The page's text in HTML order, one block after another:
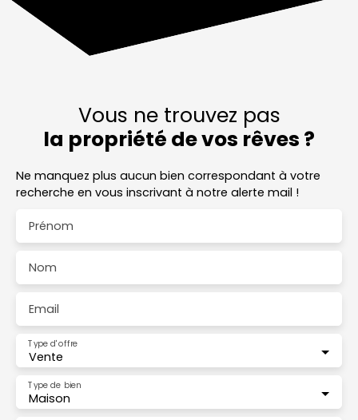
Vous ne trouvez pas
la propriété de vos rêves ?
Ne manquez plus aucun bien correspondant à votre
recherche en vous inscrivant à notre alerte mail !
Prénom
Nom
Email
Vente
Type d'offre
Maison
Type de bien